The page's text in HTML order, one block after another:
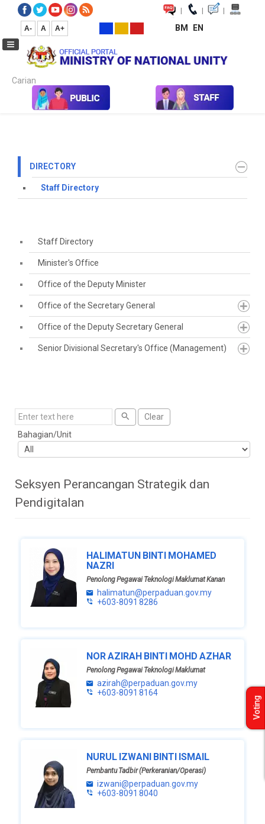
| | |
A- A A+ BM EN
Carian...
Home Contact Us Directory Staff Directory
DIRECTORY
Staff Directory
Staff Directory
Minister's Office
Office of the Deputy Minister
Office of the Secretary General
Office of the Deputy Secretary General
Senior Divisional Secretary's Office (Management)
Search
Clear
Bahagian/Unit
Seksyen Perancangan Strategik dan
Pendigitalan
HALIMATUN BINTI MOHAMED
NAZRI
Penolong Pegawai Teknologi Maklumat Kanan
halimatun@perpaduan.gov.my
+603-8091 8286
NOR AZIRAH BINTI MOHD AZHAR
Penolong Pegawai Teknologi Maklumat
azirah@perpaduan.gov.my
+603-8091 8164
NURUL IZWANI BINTI ISMAIL
Pembantu Tadbir (Perkeranian/Operasi)
izwani@perpaduan.gov.my
+603-8091 8040
Voting